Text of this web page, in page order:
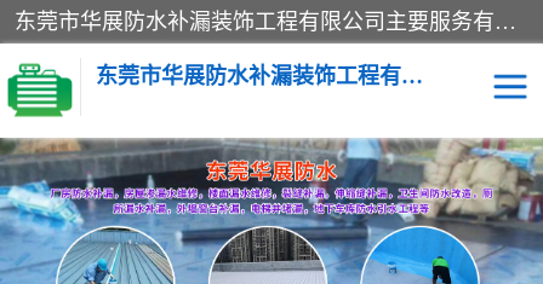
东莞市华展防水补漏装饰工程有限公司主要服务有：东莞防水补漏，东莞厂房防水补漏，东莞房屋渗漏水维修，楼面漏水维修，裂缝补漏，伸缩缝补漏，卫生间防水改造，厕所漏水补漏，外墙窗台补漏，电梯井堵漏，地下车库防水引水工程等
东莞市华展防水补漏装饰工程有限公司
楼面防水补漏 外墙防水补漏
阳台卫生间防水补漏 地下室防水补漏